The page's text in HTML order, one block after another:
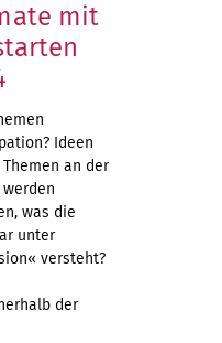
mit
Ideen
an der
was die
unter
versteht?
der